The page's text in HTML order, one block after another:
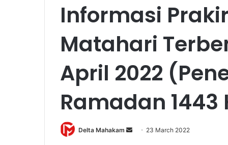
Informasi
Matahari
April 2022
Ramadan 1443
Delta Mahakam 23 March 2022